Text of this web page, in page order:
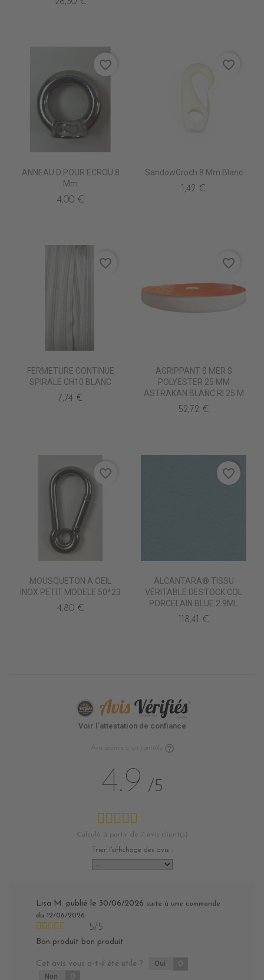
ANNEAU D POUR ECROU 8
Mm
4,00 €
favorite_border
SandowCroch 8 Mm Blanc
1,42 €
favorite_border
FERMETURE CONTINUE
SPIRALE CH10 BLANC
7,74 €
favorite_border
AGRIPPANT $ MER $
POLYESTER 25 MM
ASTRAKAN BLANC Rl 25 M
52,72 €
favorite_border
MOUSQUETON A OEIL
INOX PETIT MODELE 50*23
4,80 €
favorite_border
ALCANTARA® TISSU
VÉRITABLE DESTOCK COL
PORCELAIN BLUE 2.9ML
118,41 €
favorite_border
Voir l'attestation de confiance
Avis soumis à un contrôle
4.9 /5
Calculé à partir de 7 avis client(s)
Trier l'affichage des avis :
Lisa M. publié le 30/06/2026 suite à une commande
du 12/06/2026
5/5
Bon produit bon produit
Cet avis vous a-t-il été utile ? Oui 0
Non 0